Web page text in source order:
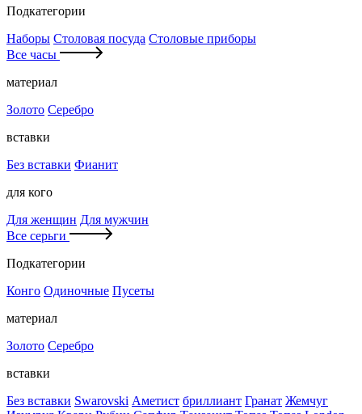
Подкатегории
Наборы Столовая посуда Столовые приборы
Все часы
материал
Золото Серебро
вставки
Без вставки Фианит
для кого
Для женщин Для мужчин
Все серьги
Подкатегории
Конго Одиночные Пусеты
материал
Золото Серебро
вставки
Без вставки Swarovski Аметист бриллиант Гранат Жемчуг